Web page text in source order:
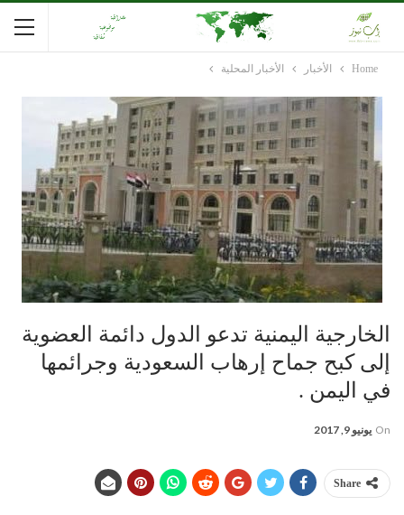
Home الأخبار الأخبار المحلية
الخارجية اليمنية تدعو الدول دائمة العضوية
إلى كبح جماح إرهاب السعودية وجرائمها
في اليمن .
On يونيو 9, 2017
Share